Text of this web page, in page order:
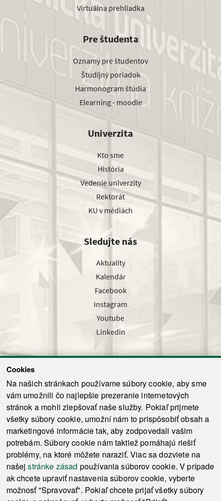
Cookies
Na našich stránkach používame súbory cookie, aby sme
vám umožnili čo najlepšie prezeranie internetových
stránok a mohli zlepšovať naše služby. Pokiaľ prijmete
všetky súbory cookie, umožní nám to prispôsobiť obsah a
marketingové informácie tak, aby zodpovedali vašim
potrebám. Súbory cookie nám taktiež pomáhajú riešiť
problémy, na ktoré môžete naraziť. Viac sa dozviete na
našejstránke zásad používania súborov cookie. V prípade
ak chcete upraviť nastavenia súborov cookie, vyberte
možnosť "Spravovať". Pokiaľ chcete prijať všetky súbory
Virtuálna prehliadka
Pre študenta
Oznamy pre študentov
Študijný poriadok
Harmonogram štúdia
Elearning - moodle
Univerzita
Kto sme
História
Vedenie univerzity
Rektorát
KU v médiách
Sledujte nás
Aktuality
Kalendár
Facebook
Instagram
Youtube
Linkedin
Odoslať
© 2021-2026 ku.sk. Všetky práva vyhradené. | Ochrana osobných údajov
Vyhlásenie o prístupnosti |
Admin
This site is protected by reCAPTCHA and the Google Privacy Policy and Terms of